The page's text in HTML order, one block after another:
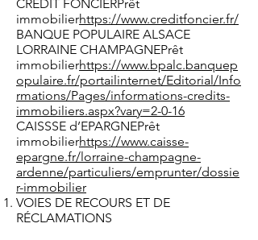
CREDIT FONCIERPrêt
immobilierhttps://www.creditfoncier.fr/
BANQUE POPULAIRE ALSACE
LORRAINE CHAMPAGNEPrêt
immobilierhttps://www.bpalc.banquep
opulaire.fr/portailinternet/Editorial/Info
rmations/Pages/informations-credits-
immobiliers.aspx?vary=2-0-16
CAISSSE d’EPARGNEPrêt
immobilierhttps://www.caisse-
epargne.fr/lorraine-champagne-
ardenne/particuliers/emprunter/dossie
r-immobilier
VOIES DE RECOURS ET DE
RÉCLAMATIONS